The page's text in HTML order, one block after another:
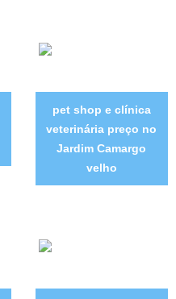
pet shop e clínica
veterinária preço no
Jardim Camargo
velho